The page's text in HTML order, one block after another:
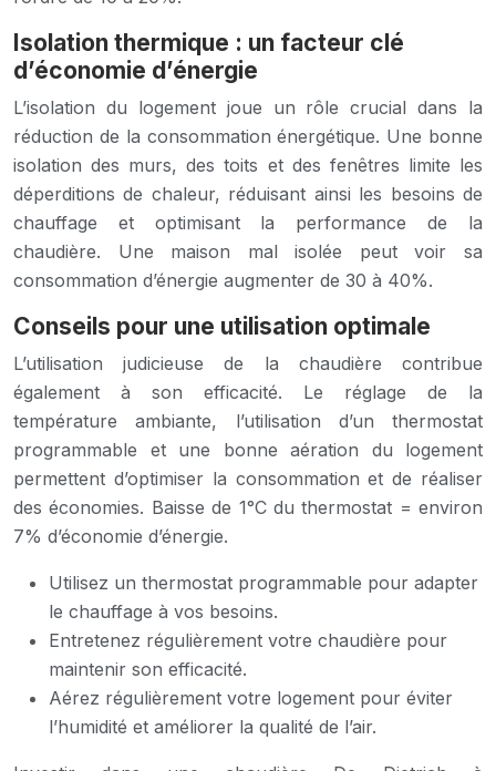
Isolation thermique : un facteur clé
d’économie d’énergie
L’isolation du logement joue un rôle crucial dans la
réduction de la consommation énergétique. Une bonne
isolation des murs, des toits et des fenêtres limite les
déperditions de chaleur, réduisant ainsi les besoins de
chauffage et optimisant la performance de la
chaudière. Une maison mal isolée peut voir sa
consommation d’énergie augmenter de 30 à 40%.
Conseils pour une utilisation optimale
L’utilisation judicieuse de la chaudière contribue
également à son efficacité. Le réglage de la
température ambiante, l’utilisation d’un thermostat
programmable et une bonne aération du logement
permettent d’optimiser la consommation et de réaliser
des économies. Baisse de 1°C du thermostat = environ
7% d’économie d’énergie.
Utilisez un thermostat programmable pour adapter
le chauffage à vos besoins.
Entretenez régulièrement votre chaudière pour
maintenir son efficacité.
Aérez régulièrement votre logement pour éviter
l’humidité et améliorer la qualité de l’air.